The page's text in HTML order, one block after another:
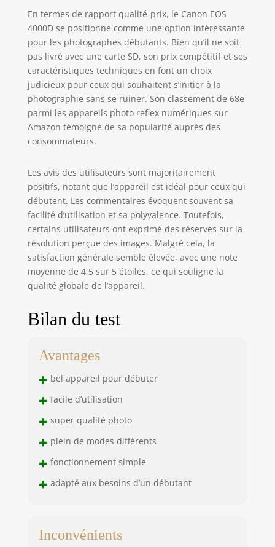
En termes de rapport qualité-prix, le Canon EOS
4000D se positionne comme une option intéressante
pour les photographes débutants. Bien qu’il ne soit
pas livré avec une carte SD, son prix compétitif et ses
caractéristiques techniques en font un choix
judicieux pour ceux qui souhaitent s’initier à la
photographie sans se ruiner. Son classement de 68e
parmi les appareils photo reflex numériques sur
Amazon témoigne de sa popularité auprès des
consommateurs.
Les avis des utilisateurs sont majoritairement
positifs, notant que l’appareil est idéal pour ceux qui
débutent. Les commentaires évoquent souvent sa
facilité d’utilisation et sa polyvalence. Toutefois,
certains utilisateurs ont exprimé des réserves sur la
résolution perçue des images. Malgré cela, la
satisfaction générale semble élevée, avec une note
moyenne de 4,5 sur 5 étoiles, ce qui souligne la
qualité globale de l’appareil.
Bilan du test
Avantages
+ bel appareil pour débuter
+ facile d’utilisation
+ super qualité photo
+ plein de modes différents
+ fonctionnement simple
+ adapté aux besoins d’un débutant
Inconvénients